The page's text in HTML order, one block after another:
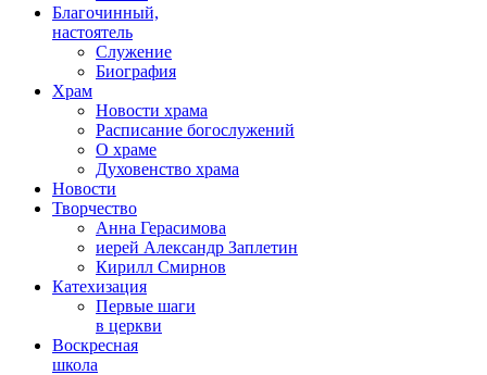
Благочинный,
настоятель
Служение
Биография
Храм
Новости храма
Расписание богослужений
О храме
Духовенство храма
Новости
Творчество
Анна Герасимова
иерей Александр Заплетин
Кирилл Смирнов
Катехизация
Первые шаги
в церкви
Воскресная
школа